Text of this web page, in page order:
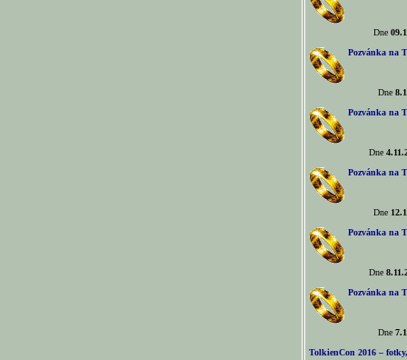
Dne
Pozvánka na
Dne
Pozvánka na
Dne
Pozvánka na
Dne
Pozvánka na
Dne
Pozvánka na
Dne
TolkienCon 2016 –